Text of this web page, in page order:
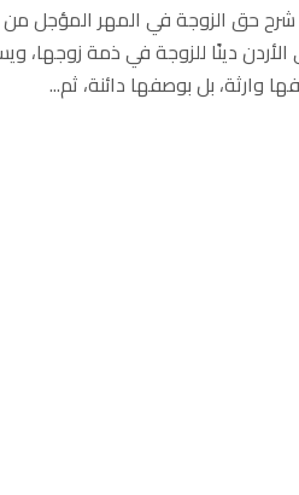
حق الزوجة في المهر المؤجل من
دينًا للزوجة في ذمة
وارثة، بل بوصفها دائنة، ثم...